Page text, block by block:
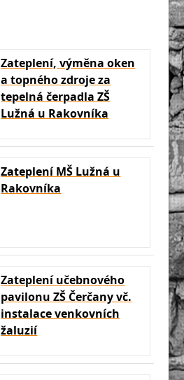
Zateplení, výměna oken
a topného zdroje za
tepelná čerpadla ZŠ
Lužná u Rakovníka
Zateplení MŠ Lužná u
Rakovníka
Zateplení učebnového
pavilonu ZŠ Čerčany vč.
instalace venkovních
žaluzií